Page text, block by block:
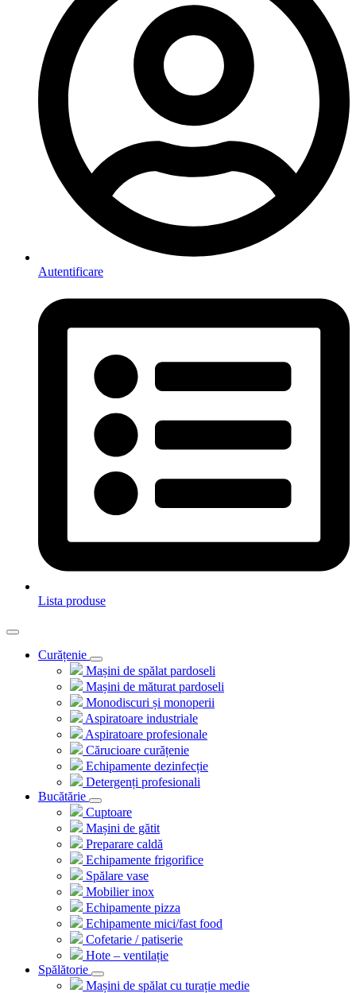
Autentificare
Lista produse
Curățenie
Mașini de spălat pardoseli
Mașini de măturat pardoseli
Monodiscuri și monoperii
Aspiratoare industriale
Aspiratoare profesionale
Cărucioare curățenie
Echipamente dezinfecție
Detergenți profesionali
Bucătărie
Cuptoare
Mașini de gătit
Preparare caldă
Echipamente frigorifice
Spălare vase
Mobilier inox
Echipamente pizza
Echipamente mici/fast food
Cofetarie / patiserie
Hote – ventilație
Spălătorie
Mașini de spălat cu turație medie